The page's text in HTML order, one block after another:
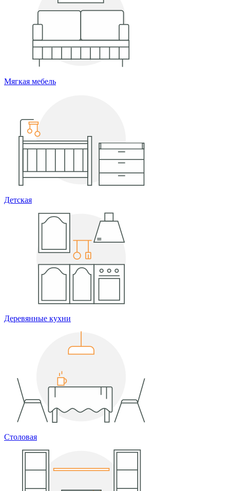
Мягкая мебель
Детская
Деревянные кухни
Столовая